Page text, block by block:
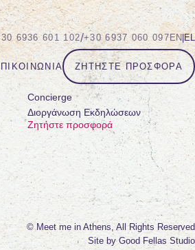
6936 601 102/+30 6937 060 097EN EL
ΖΗΤΉΣΤΕ ΠΡΟΣΦΟΡΆ
Concierge
Διοργάνωση Εκδηλώσεων
Ζητήστε προσφορά
© Meet me in Athens, All Rights Reserved
Site byGood Fellas Studio